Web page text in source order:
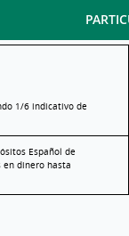
1/6 indicativo de
Español de
en dinero hasta